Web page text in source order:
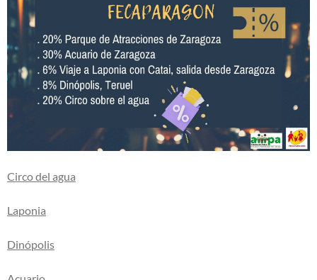
Circo del agua
Laponia
Dinópolis